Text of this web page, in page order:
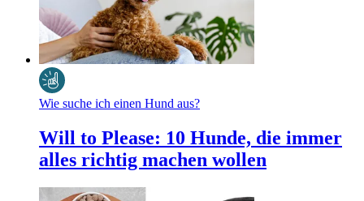
Wie suche ich einen Hund aus?
Will to Please: 10 Hunde, die immer
alles richtig machen wollen